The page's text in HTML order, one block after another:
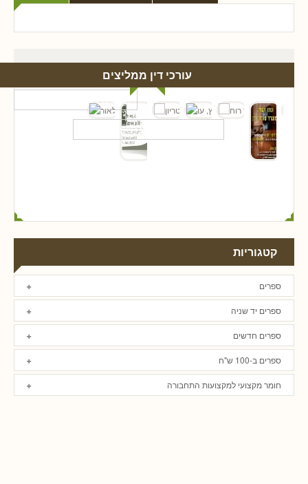
עורכי דין ממליצים
קטגוריות
ספרים
ספרים יד שניה
ספרים חדשים
ספרים ב-100 ש"ח
חומר מקצועי למקצועות התחבורה